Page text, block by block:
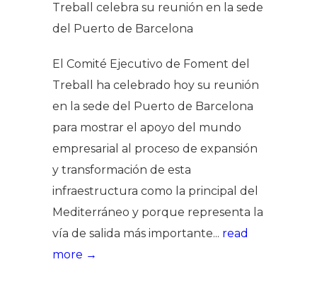
Treball celebra su reunión en la sede
del Puerto de Barcelona
El Comité Ejecutivo de Foment del
Treball ha celebrado hoy su reunión
en la sede del Puerto de Barcelona
para mostrar el apoyo del mundo
empresarial al proceso de expansión
y transformación de esta
infraestructura como la principal del
Mediterráneo y porque representa la
vía de salida más importante... read
more →